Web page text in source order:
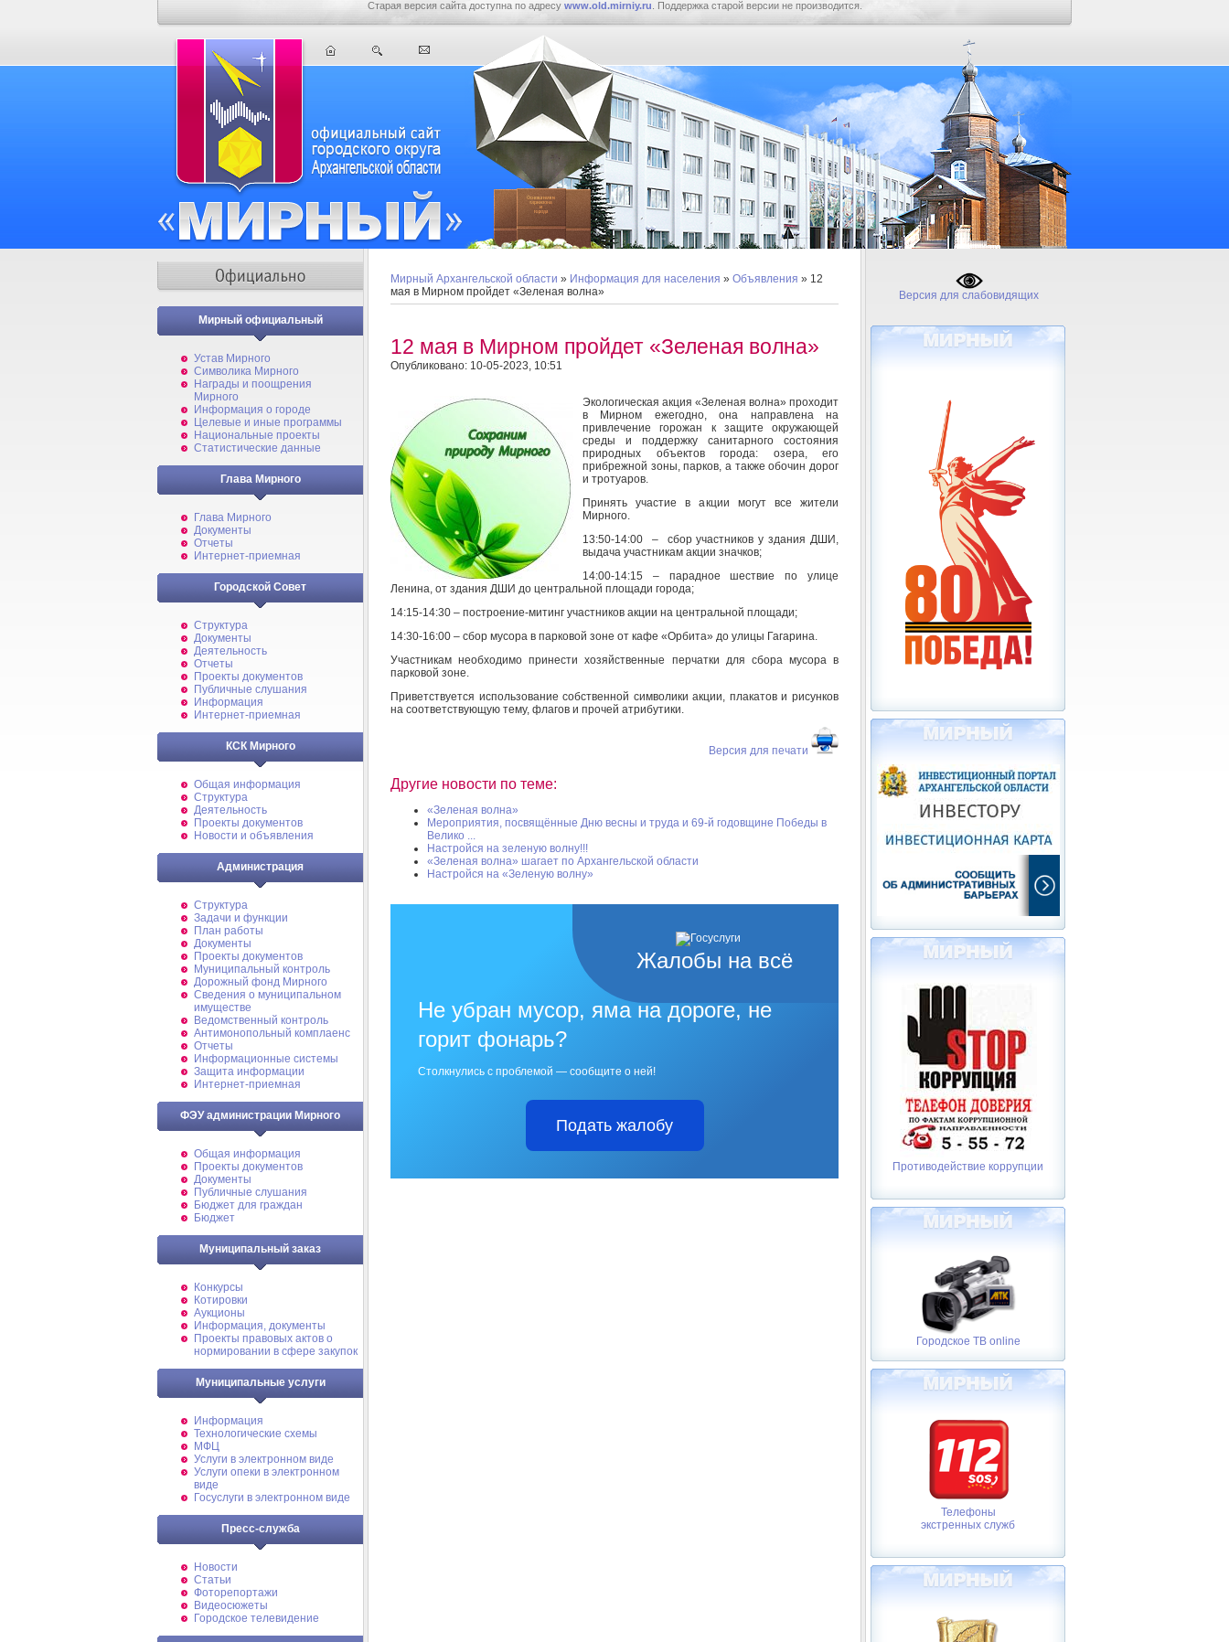
Старая версия сайта доступна по адресу www.old.mirniy.ru . Поддержка старой версии не производится.
Мирный официальный
Устав Мирного
Символика Мирного
Награды и поощрения
Мирного
Информация о городе
Целевые и иные программы
Национальные проекты
Статистические данные
Глава Мирного
Глава Мирного
Документы
Отчеты
Интернет-приемная
Городской Совет
Структура
Документы
Деятельность
Отчеты
Проекты документов
Публичные слушания
Информация
Интернет-приемная
КСК Мирного
Общая информация
Структура
Деятельность
Проекты документов
Новости и объявления
Администрация
Структура
Задачи и функции
План работы
Документы
Проекты документов
Муниципальный контроль
Дорожный фонд Мирного
Cведения о муниципальном
имуществе
Ведомственный контроль
Антимонопольный комплаенс
Отчеты
Информационные системы
Защита информации
Интернет-приемная
ФЭУ администрации Мирного
Общая информация
Проекты документов
Документы
Публичные слушания
Бюджет для граждан
Бюджет
Муниципальный заказ
Конкурсы
Котировки
Аукционы
Информация, документы
Проекты правовых актов о
нормировании в сфере закупок
Муниципальные услуги
Информация
Технологические схемы
МФЦ
Услуги в электронном виде
Услуги опеки в электронном
виде
Госуслуги в электронном виде
Пресс-служба
Новости
Статьи
Фоторепортажи
Видеосюжеты
Городское телевидение
Мирный Архангельской области » Информация для населения » Объявления » 12
мая в Мирном пройдет «Зеленая волна»
12 мая в Мирном пройдет «Зеленая волна»
Опубликовано: 10-05-2023, 10:51
Экологическая акция «Зеленая волна» проходит
в Мирном ежегодно, она направлена на
привлечение горожан к защите окружающей
среды и поддержку санитарного состояния
природных объектов города: озера, его
прибрежной зоны, парков, а также обочин дорог
и тротуаров.
Принять участие в акции могут все жители
Мирного.
13:50-14:00 – сбор участников у здания ДШИ,
выдача участникам акции значков;
14:00-14:15 – парадное шествие по улице
Ленина, от здания ДШИ до центральной площади города;
14:15-14:30 – построение-митинг участников акции на центральной площади;
14:30-16:00 – сбор мусора в парковой зоне от кафе «Орбита» до улицы Гагарина.
Участникам необходимо принести хозяйственные перчатки для сбора мусора в
парковой зоне.
Приветствуется использование собственной символики акции, плакатов и рисунков
на соответствующую тему, флагов и прочей атрибутики.
Версия для печати
Другие новости по теме:
«Зеленая волна»
Мероприятия, посвящённые Дню весны и труда и 69-й годовщине Победы в
Велико ...
Настройся на зеленую волну!!!
«Зеленая волна» шагает по Архангельской области
Настройся на «Зеленую волну»
Жалобы на всё
Не убран мусор, яма на дороге, не
горит фонарь?
Столкнулись с проблемой — сообщите о ней!
Подать жалобу
Версия для слабовидящих
Противодействие коррупции
Городское ТВ online
Телефоны
экстренных служб